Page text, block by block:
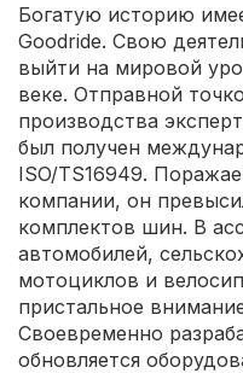
Богатую историю
Goodride. Свою
выйти на мировой
веке. Отправной
производства
был получен
ISO/TS16949.
компании, он
комплектов шин. В
автомобилей,
мотоциклов и
пристальное
Своевременно
обновляется